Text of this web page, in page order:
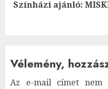
Színházi ajánló:
Vélemény,
Az e-mail címet nem